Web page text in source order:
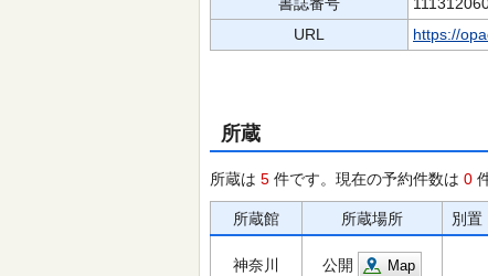
書誌番号
URL
https://
所蔵
所蔵は 5 件です。現在の予約件数は 0
所蔵館 所蔵場所 別置
神奈川 公開 Map